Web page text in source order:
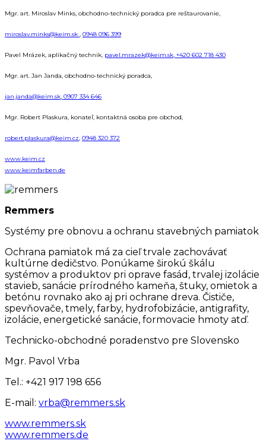
Mgr. art. Miroslav Minks, obchodno-technický poradca pre reštaurovanie,
miroslav.minks@keim.sk , 0948 096 399
Pavel Mrázek, aplikačný technik, pavel.mrazek@keim.sk, +420 602 718 430
Mgr. art. Jan Janda, obchodno-technický poradca,
jan.janda@keim.sk, 0907 334 646
Mgr. Robert Plaskura, konateľ, kontaktná osoba pre obchod,
robert.plaskura@keim.cz, 0948 320 372
www.keim.cz
www.keimfarben.de
Remmers
Systémy pre obnovu a ochranu stavebných pamiatok
Ochrana pamiatok má za cieľ trvale zachovávať
kultúrne dedičstvo. Ponúkame širokú škálu
systémov a produktov pri oprave fasád, trvalej izolácie
stavieb, sanácie prírodného kameňa, štuky, omietok a
betónu rovnako ako aj pri ochrane dreva. Čističe,
spevňovače, tmely, farby, hydrofobizácie, antigrafity,
izolácie, energetické sanácie, formovacie hmoty atď.
Technicko-obchodné poradenstvo pre Slovensko
Mgr. Pavol Vrba
Tel.: +421 917 198 656
E-mail: vrba@remmers.sk
www.remmers.sk
www.remmers.de